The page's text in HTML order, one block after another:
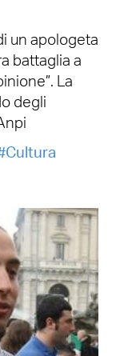
un apologeta
battaglia a
La
degli
Cultura